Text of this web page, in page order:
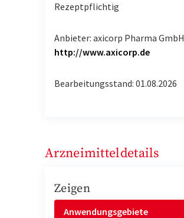
Rezeptpflichtig
Anbieter: axicorp Pharma GmbH
http://www.axicorp.de
Bearbeitungsstand: 01.08.2026
Arzneimitteldetails
Zeigen
Anwendungsgebiete